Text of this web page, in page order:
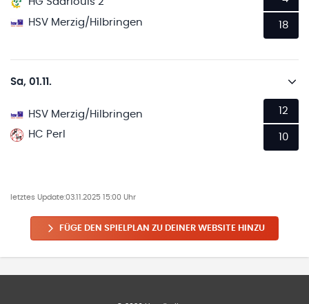
HSV Merzig/Hilbringen
18
Sa, 01.11.
HSV Merzig/Hilbringen
HC Perl
12
10
letztes Update:03.11.2025 15:00 Uhr
FÜGE DEN SPIELPLAN ZU DEINER WEBSITE HINZU